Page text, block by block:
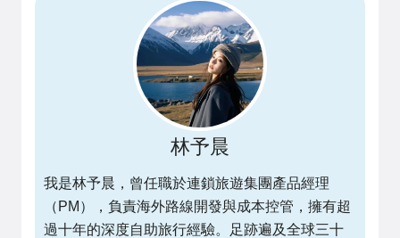
林予晨
我是林予晨，曾任職於連鎖旅遊集團產品經理
（PM），負責海外路線開發與成本控管，擁有超
過十年的深度自助旅行經驗。足跡遍及全球三十